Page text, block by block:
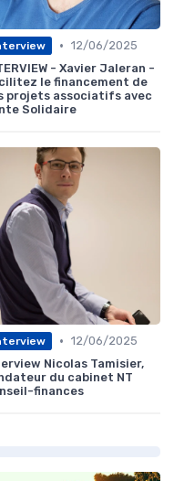
• 12/06/2025
- Xavier Jaleran -
le financement de
projets associatifs avec
Solidaire
• 12/06/2025
Nicolas Tamisier,
du cabinet NT
finances